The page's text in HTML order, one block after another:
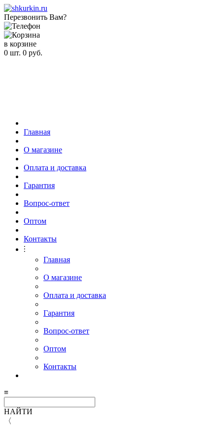
Перезвонить Вам?
в корзине
0 шт. 0 руб.
Главная
О магазине
Оплата и доставка
Гарантия
Вопрос-ответ
Оптом
Контакты
⫶
Главная
О магазине
Оплата и доставка
Гарантия
Вопрос-ответ
Оптом
Контакты
≡
НАЙТИ
〈